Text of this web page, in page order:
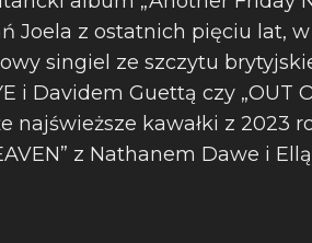
Joela z ostatnich pięciu lat,
singiel ze szczytu
i Davidem Guettą czy „OUT
najświeższe kawałki z 2023
z Nathanem Dawe i